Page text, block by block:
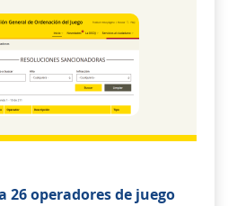
26 operadores de juego